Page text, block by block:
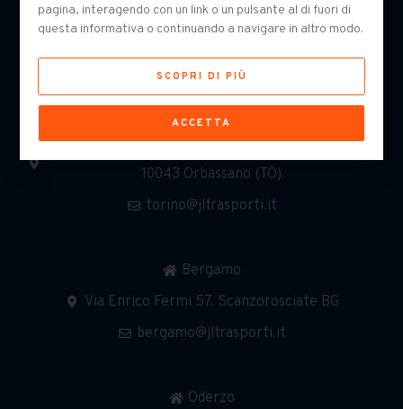
Torino
10043 Orbassano (TO)
torino@jltrasporti.it
Bergamo
Via Enrico Fermi 57. Scanzorosciate BG
bergamo@jltrasporti.it
Oderzo
pagina, interagendo con un link o un pulsante al di fuori di
questa informativa o continuando a navigare in altro modo.
SCOPRI DI PIÙ
ACCETTA